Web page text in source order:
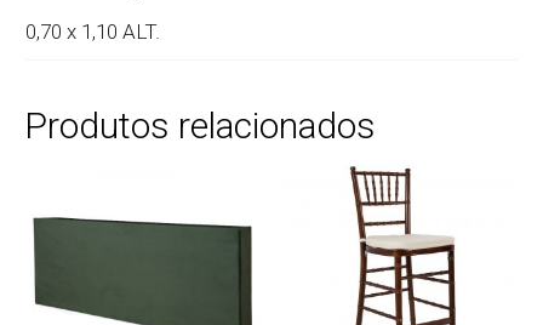
0,70 x 1,10 ALT.
Produtos relacionados